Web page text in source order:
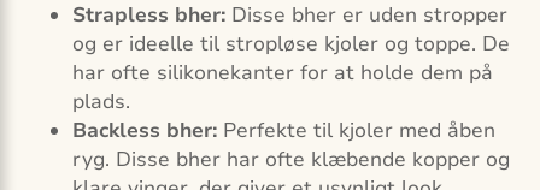
Strapless bher: Disse bher er uden stropper
og er ideelle til stropløse kjoler og toppe. De
har ofte silikonekanter for at holde dem på
plads.
Backless bher: Perfekte til kjoler med åben
ryg. Disse bher har ofte klæbende kopper og